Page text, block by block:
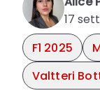
17
F1 2025
Valtteri